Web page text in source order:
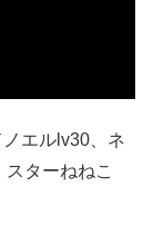
エルlv30、ネ
ターねねこ